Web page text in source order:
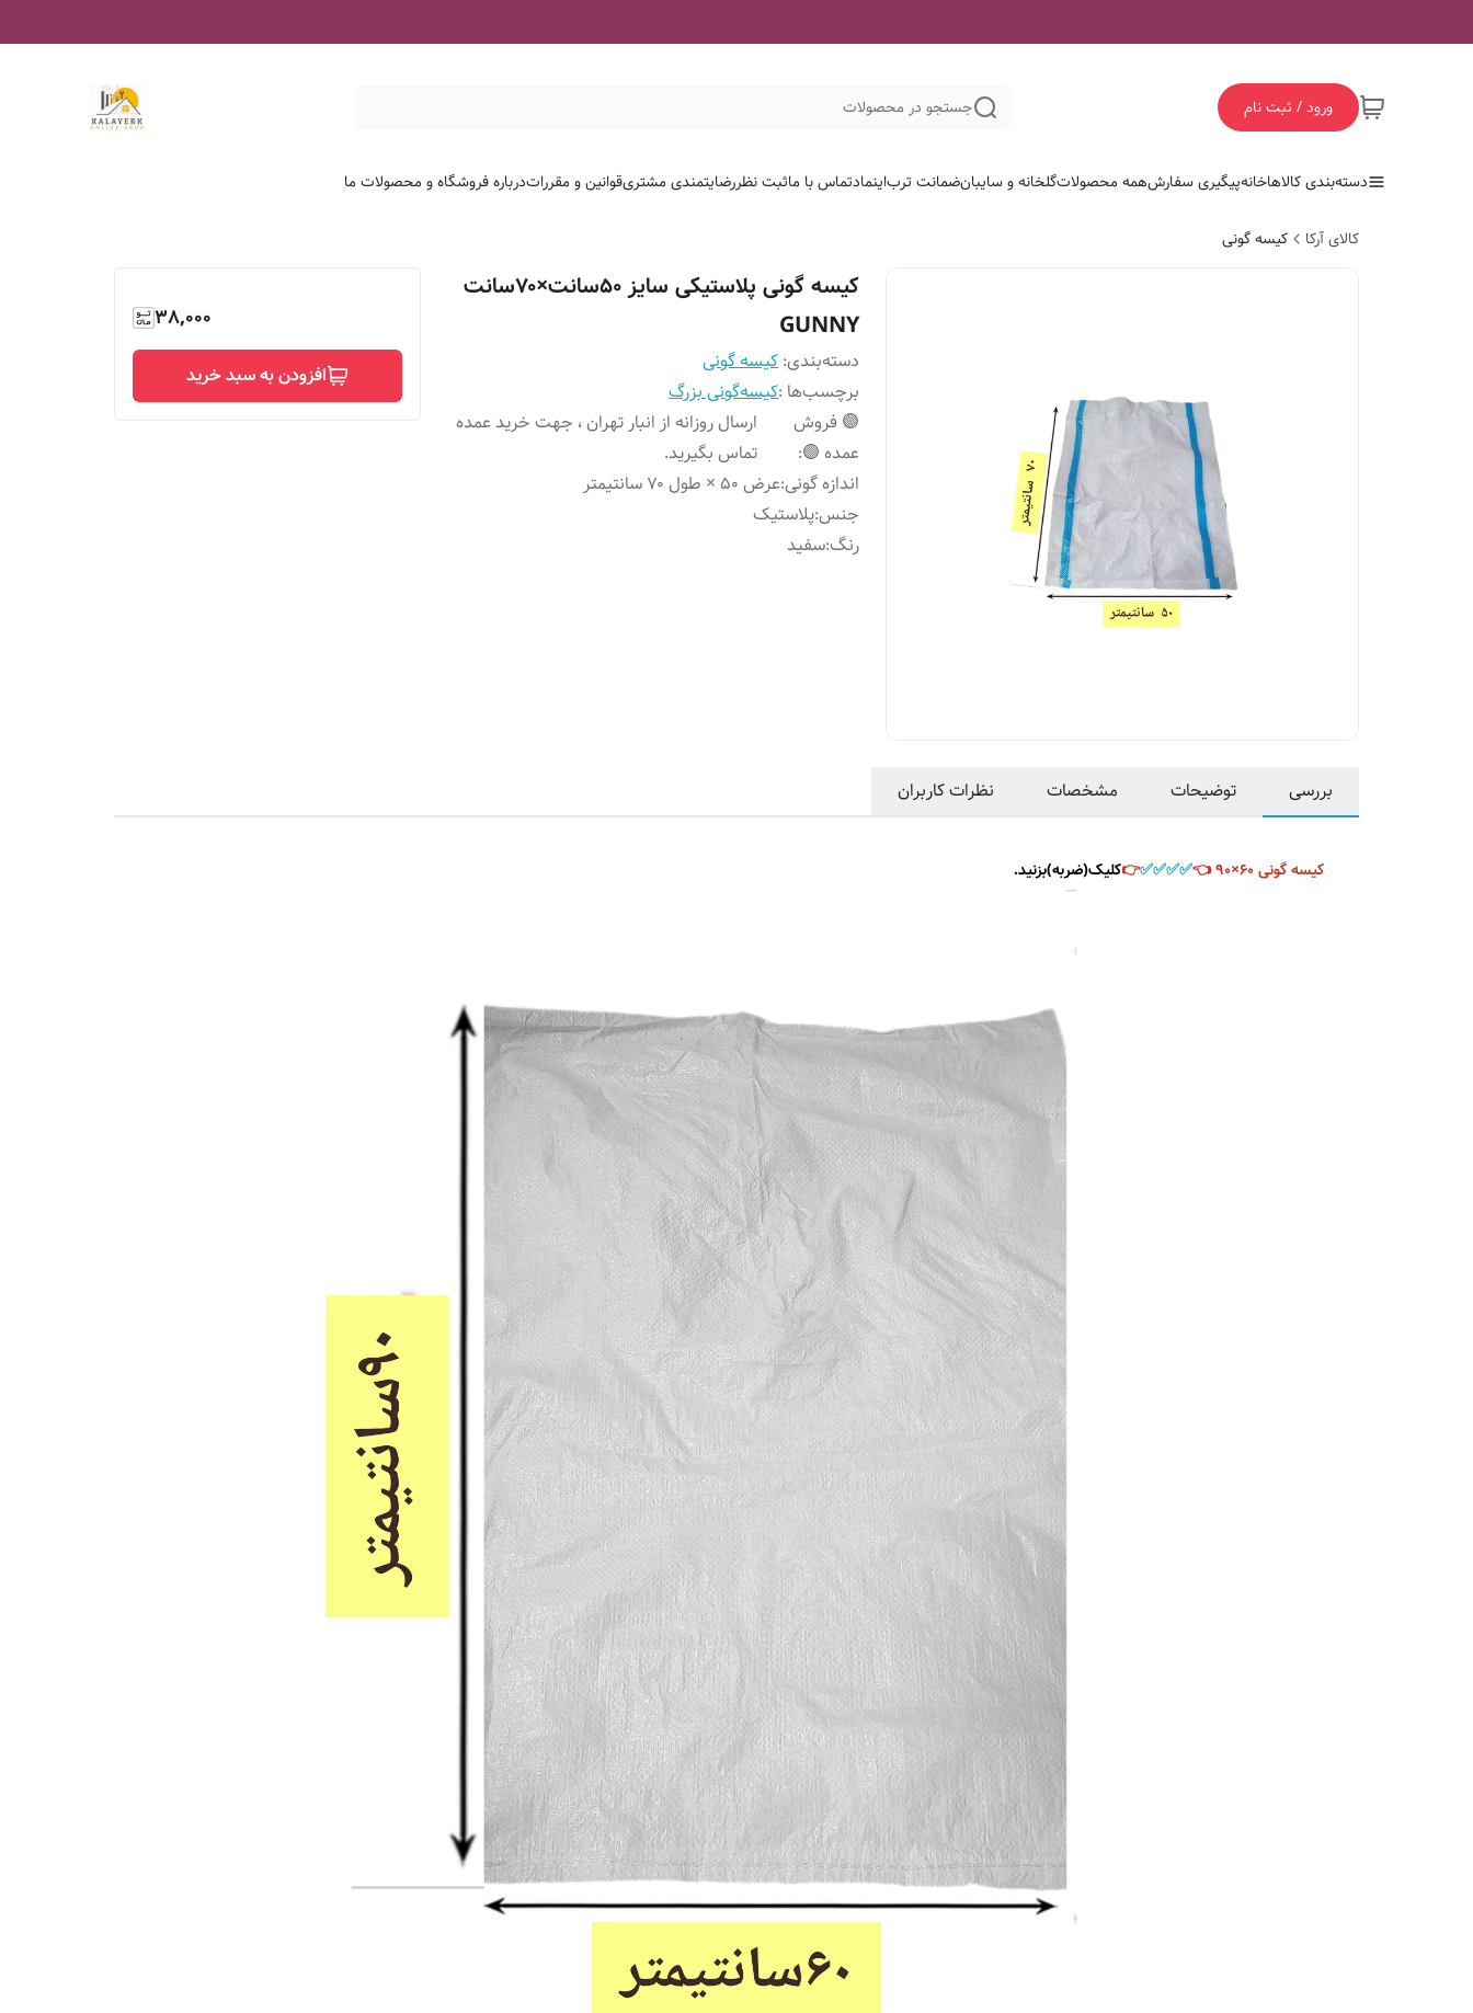
ورود / ثبت نام جستجو در محصولات
دسته‌بندی کالاهاخانهپیگیری سفارشهمه محصولاتگلخانه و سایبانضمانت ترباینمادتماس با ماثبت نظررضایتمندی مشتریقوانین و مقرراتدرباره فروشگاه و محصولات ما
کالای آرکا کیسه گونی
کیسه گونی پلاستیکی سایز ۵۰سانت×۷۰سانت
GUNNY
دسته‌بندی:کیسه گونی
برچسب‌ها :کیسهگونی بزرگ
🟣 فروش
عمده 🟣:
ارسال روزانه از انبار تهران ، جهت خرید عمده
تماس بگیرید.
اندازه گونی:عرض ۵۰ × طول ۷۰ سانتیمتر
جنس:پلاستیک
رنگ:سفید
38,000
افزودن به سبد خرید
بررسی توضیحات مشخصات نظرات کاربران
کیسه گونی ۶۰×۹۰ 👈 ✅️✅️✅️✅️
👉کلیک(ضربه)بزنید.